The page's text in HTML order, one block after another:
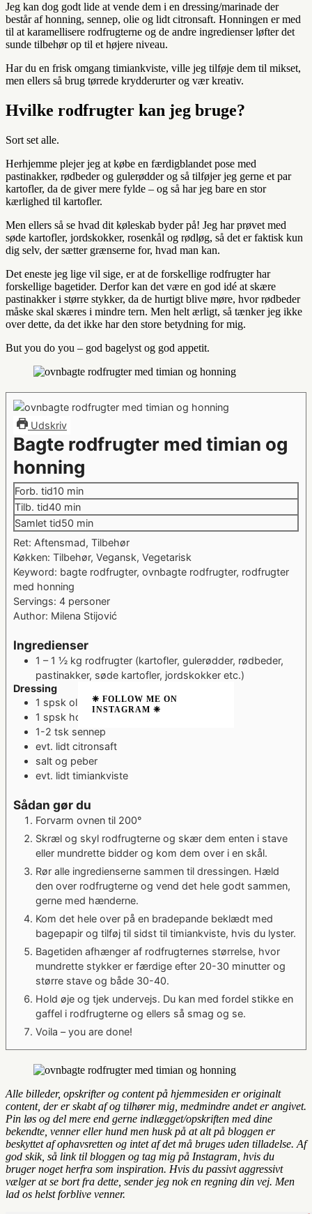
Jeg kan dog godt lide at vende dem i en dressing/marinade der
består af honning, sennep, olie og lidt citronsaft. Honningen er med
til at karamellisere rodfrugterne og de andre ingredienser løfter det
sunde tilbehør op til et højere niveau.
Har du en frisk omgang timiankviste, ville jeg tilføje dem til mikset,
men ellers så brug tørrede krydderurter og vær kreativ.
Hvilke rodfrugter kan jeg bruge?
Sort set alle.
Herhjemme plejer jeg at købe en færdigblandet pose med
pastinakker, rødbeder og gulerødder og så tilføjer jeg gerne et par
kartofler, da de giver mere fylde – og så har jeg bare en stor
kærlighed til kartofler.
Men ellers så se hvad dit køleskab byder på! Jeg har prøvet med
søde kartofler, jordskokker, rosenkål og rødløg, så det er faktisk kun
dig selv, der sætter grænserne for, hvad man kan.
Det eneste jeg lige vil sige, er at de forskellige rodfrugter har
forskellige bagetider. Derfor kan det være en god idé at skære
pastinakker i større stykker, da de hurtigt blive møre, hvor rødbeder
måske skal skæres i mindre tern. Men helt ærligt, så tænker jeg ikke
over dette, da det ikke har den store betydning for mig.
But you do you – god bagelyst og god appetit.
Udskriv
Bagte rodfrugter med timian og
honning
Forb. tid10 minutter
min
Tilb. tid40 minutter
min
Samlet tid50 minutter
min
Ret: Aftensmad, Tilbehør
Køkken: Tilbehør, Vegansk, Vegetarisk
Keyword: bagte rodfrugter, ovnbagte rodfrugter, rodfrugter
med honning
Servings: 4 personer
Author: Milena Stijović
Ingredienser
1 – 1 ½ kg rodfrugter (kartofler, gulerødder, rødbeder,
pastinakker, søde kartofler, jordskokker etc.)
Dressing
1 spsk olivenolie
1 spsk honning
1-2 tsk sennep
evt. lidt citronsaft
salt og peber
evt. lidt timiankviste
Sådan gør du
Forvarm ovnen til 200°
Skræl og skyl rodfrugterne og skær dem enten i stave
eller mundrette bidder og kom dem over i en skål.
Rør alle ingredienserne sammen til dressingen. Hæld
den over rodfrugterne og vend det hele godt sammen,
gerne med hænderne.
Kom det hele over på en bradepande beklædt med
bagepapir og tilføj til sidst til timiankviste, hvis du lyster.
Bagetiden afhænger af rodfrugternes størrelse, hvor
mundrette stykker er færdige efter 20-30 minutter og
større stave og både 30-40.
Hold øje og tjek undervejs. Du kan med fordel stikke en
gaffel i rodfrugterne og ellers så smag og se.
Voila – you are done!
Alle billeder, opskrifter og content på hjemmesiden er originalt
content, der er skabt af og tilhører mig, medmindre andet er angivet.
Pin løs og del mere end gerne indlægget/opskriften med dine
bekendte, venner eller hund men husk på at alt på bloggen er
beskyttet af ophavsretten og intet af det må bruges uden tilladelse. Af
god skik, så link til bloggen og tag mig på Instagram, hvis du
bruger noget herfra som inspiration. Hvis du passivt aggressivt
vælger at se bort fra dette, sender jeg nok en regning din vej. Men
lad os helst forblive venner.
❈ FOLLOW ME ON
INSTAGRAM ❈